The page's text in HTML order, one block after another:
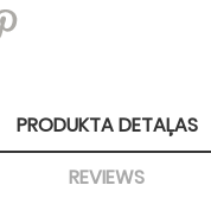
PRODUKTA DETAĻAS
REVIEWS